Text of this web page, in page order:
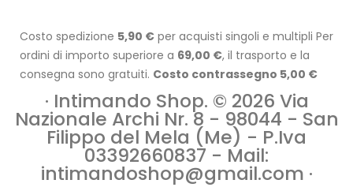
Costo spedizione 5,90 € per acquisti singoli e multipli Per
ordini di importo superiore a 69,00 €, il trasporto e la
consegna sono gratuiti. Costo contrassegno 5,00 €
· Intimando Shop. © 2026 Via
Nazionale Archi Nr. 8 - 98044 - San
Filippo del Mela (Me) - P.Iva
03392660837 - Mail:
intimandoshop@gmail.com ·